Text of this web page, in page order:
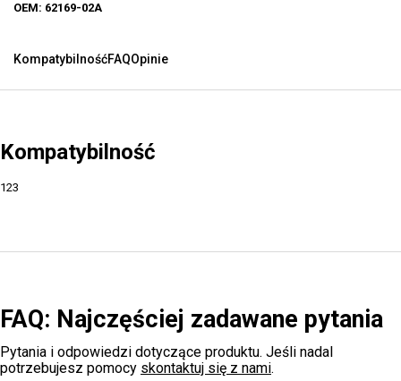
OEM: 62169-02A
KompatybilnośćFAQOpinie
Kompatybilność
123
FAQ: Najczęściej zadawane pytania
Pytania i odpowiedzi dotyczące produktu. Jeśli nadal
potrzebujesz pomocy skontaktuj się z nami.